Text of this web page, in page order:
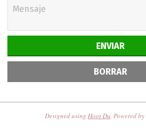
Designed using Hoot Du. Powered by